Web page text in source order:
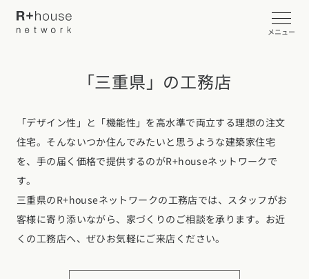
メニュー
イベント・見学会を探す
カタログ請求する
近くの工務店に相談する
R+houseについて
「三重県」の工務店
「デザイン性」と「機能性」を高水準で両立する理想の注文
住宅。そんないつか住んでみたいと思うような建築家住宅
を、手の届く価格で提供するのがR+houseネットワークで
す。
三重県のR+houseネットワークの工務店では、スタッフがお
客様に寄り添いながら、家づくりのご相談を承ります。お近
くの工務店へ、ぜひお気軽にご来店ください。